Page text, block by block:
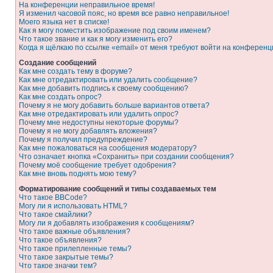
На конференции неправильное время!
Я изменил часовой пояс, но время все равно неправильное!
Моего языка нет в списке!
Как я могу поместить изображение под своим именем?
Что такое звание и как я могу изменить его?
Когда я щёлкаю по ссылке «email» от меня требуют войти на
Создание сообщений
Как мне создать тему в форуме?
Как мне отредактировать или удалить сообщение?
Как мне добавить подпись к своему сообщению?
Как мне создать опрос?
Почему я не могу добавить больше вариантов ответа?
Как мне отредактировать или удалить опрос?
Почему мне недоступны некоторые форумы?
Почему я не могу добавлять вложения?
Почему я получил предупреждение?
Как мне пожаловаться на сообщения модератору?
Что означает кнопка «Сохранить» при создании сообщения?
Почему моё сообщение требует одобрения?
Как мне вновь поднять мою тему?
Форматирование сообщений и типы создаваемых тем
Что такое BBCode?
Могу ли я использовать HTML?
Что такое смайлики?
Могу ли я добавлять изображения к сообщениям?
Что такое важные объявления?
Что такое объявления?
Что такое прилепленные темы?
Что такое закрытые темы?
Что такое значки тем?